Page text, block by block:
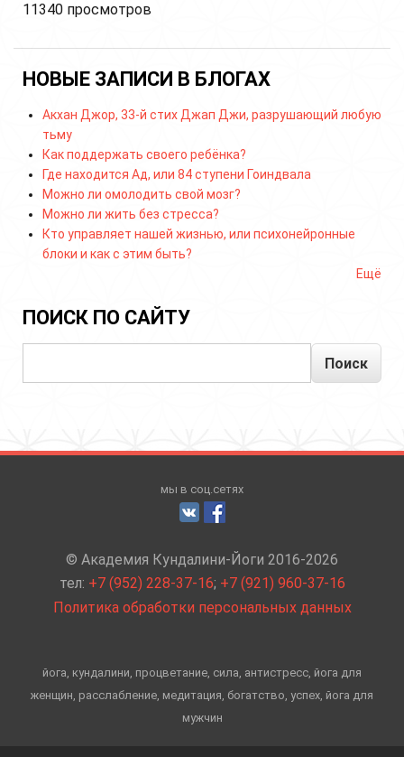
11340 просмотров
НОВЫЕ ЗАПИСИ В БЛОГАХ
Акхан Джор, 33-й стих Джап Джи, разрушающий любую
тьму
Как поддержать своего ребёнка?
Где находится Ад, или 84 ступени Гоиндвала
Можно ли омолодить свой мозг?
Можно ли жить без стресса?
Кто управляет нашей жизнью, или психонейронные
блоки и как с этим быть?
Ещё
ПОИСК ПО САЙТУ
мы в соц.сетях
© Академия Кундалини-Йоги 2016-2026
тел: +7 (952) 228-37-16; +7 (921) 960-37-16
Политика обработки персональных данных
йога, кундалини, процветание, сила, антистресс, йога для
женщин, расслабление, медитация, богатство, успех, йога для
мужчин